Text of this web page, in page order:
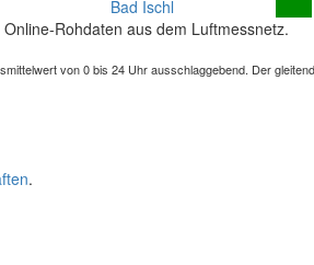
Bad Ischl
Rohdaten aus dem Luftmessnetz.
von 0 bis 24 Uhr ausschlaggebend. Der
.